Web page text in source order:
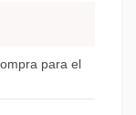
para el